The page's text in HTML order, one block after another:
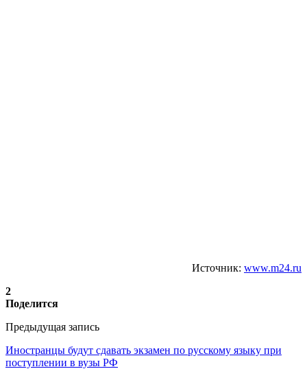
Источник: www.m24.ru
2
Поделится
Предыдущая запись
Иностранцы будут сдавать экзамен по русскому языку при
поступлении в вузы РФ